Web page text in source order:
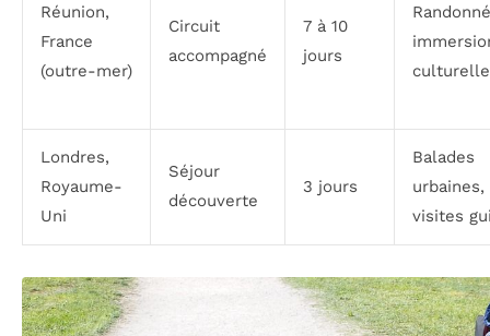
Réunion,
France
(outre-mer)
Circuit
accompagné
7 à 10
jours
culturelle
Londres,
Royaume-
Uni
Séjour
découverte
3 jours
Balades
urbaines,
visites